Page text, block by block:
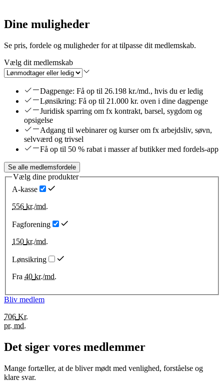
Dine muligheder
Se pris, fordele og muligheder for at tilpasse dit medlemskab.
Vælg dit medlemskab
Dagpenge: Få op til 26.198 kr./md., hvis du er ledig
Lønsikring: Få op til 21.000 kr. oven i dine dagpenge
Juridisk sparring om fx kontrakt, barsel, sygdom og
opsigelse
Adgang til webinarer og kurser om fx arbejdsliv, søvn,
selvværd og trivsel
Få op til 50 % rabat i masser af butikker med fordels-app
Se alle medlemsfordele
Vælg dine produkter
A-kasse
556 kr./md.
Fagforening
150 kr./md.
Lønsikring
Fra 40 kr./md.
Bliv medlem
706 Kr.
pr. md.
Det siger vores medlemmer
Mange fortæller, at de bliver mødt med venlighed, forståelse og
klare svar.